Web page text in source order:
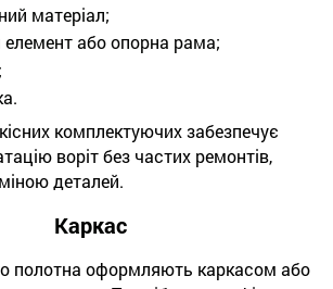
матеріал;
елемент або опорна рама;
комплектуючих забезпечує
воріт без частих ремонтів,
деталей.
Каркас
полотна оформляють каркасом або